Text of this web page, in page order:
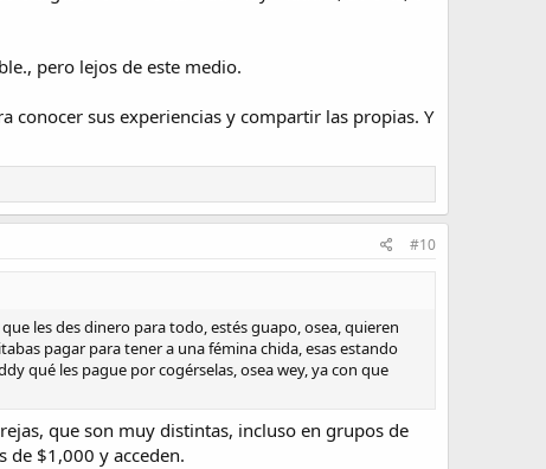
pero lejos de este medio.
conocer sus experiencias y compartir las propias. Y
#10
les des dinero para todo, estés guapo, osea, quieren
pagar para tener a una fémina chida, esas estando
qué les pague por cogérselas, osea wey, ya con que
que son muy distintas, incluso en grupos de
de $1,000 y acceden.